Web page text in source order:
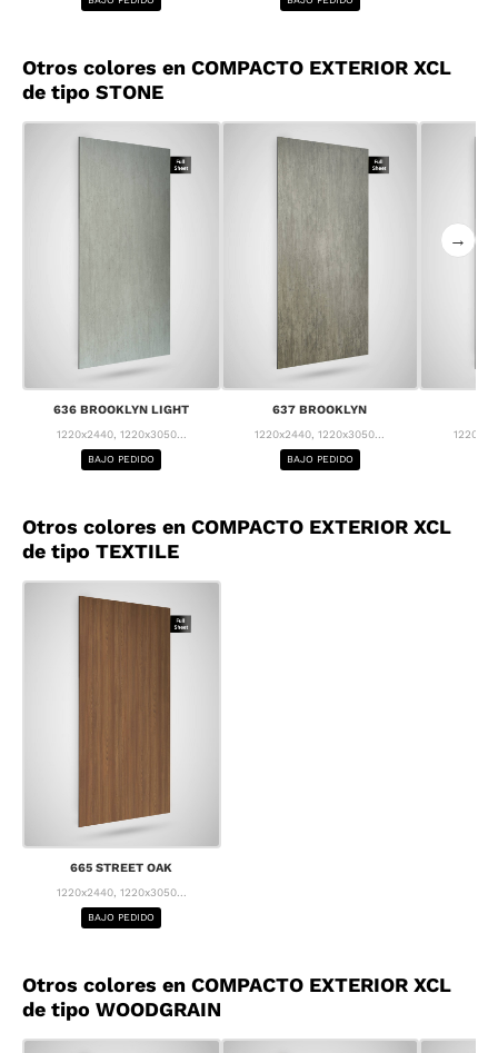
Otros colores en COMPACTO EXTERIOR XCL
de tipo STONE
636 BROOKLYN LIGHT
1220x2440, 1220x3050...
BAJO PEDIDO
637 BROOKLYN
1220x2440, 1220x3050...
BAJO PEDIDO
→
Otros colores en COMPACTO EXTERIOR XCL
de tipo TEXTILE
665 STREET OAK
1220x2440, 1220x3050...
BAJO PEDIDO
Otros colores en COMPACTO EXTERIOR XCL
de tipo WOODGRAIN